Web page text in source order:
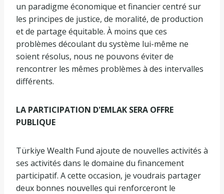
un paradigme économique et financier centré sur
les principes de justice, de moralité, de production
et de partage équitable. À moins que ces
problèmes découlant du système lui-même ne
soient résolus, nous ne pouvons éviter de
rencontrer les mêmes problèmes à des intervalles
différents.
LA PARTICIPATION D'EMLAK SERA OFFRE
PUBLIQUE
Türkiye Wealth Fund ajoute de nouvelles activités à
ses activités dans le domaine du financement
participatif. A cette occasion, je voudrais partager
deux bonnes nouvelles qui renforceront le